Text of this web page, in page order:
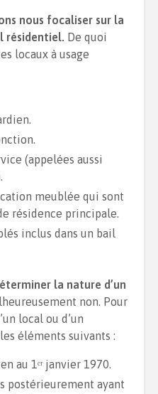
nous focaliser sur la
résidentiel. De quoi
locaux à usage
(appelées aussi
meublée qui sont
résidence principale.
inclus dans un bail
la nature d’un
non. Pour
local ou d’un
éléments suivants :
au 1ᵉʳ janvier 1970.
postérieurement ayant